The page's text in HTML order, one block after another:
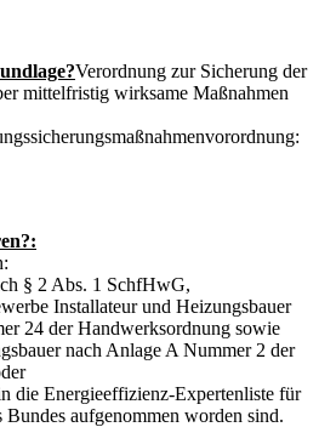
Verordnung zur Sicherung der
mittelfristig wirksame Maßnahmen
§ 2 Abs. 1 SchfHwG,
Installateur und Heizungsbauer
24 der Handwerksordnung sowie
nach Anlage A Nummer 2 der
die Energieeffizienz-Expertenliste für
Bundes aufgenommen worden sind.